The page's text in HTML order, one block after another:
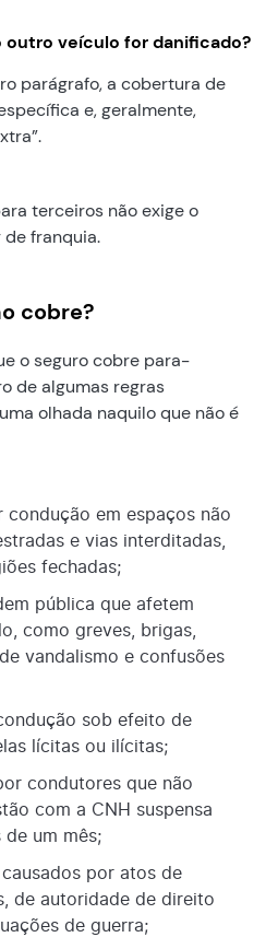
outro veículo for danificado?
parágrafo, a cobertura de
e, geralmente,
terceiros não exige o
franquia.
cobre?
o seguro cobre para-
de algumas regras
olhada naquilo que não é
condução em espaços não
e vias interditadas,
fechadas;
pública que afetem
como greves, brigas,
vandalismo e confusões
sob efeito de
lícitas ou ilícitas;
condutores que não
com a CNH suspensa
um mês;
por atos de
de autoridade de direito
de guerra;